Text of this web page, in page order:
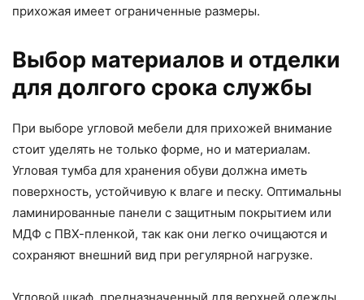
прихожая имеет ограниченные размеры.
Выбор материалов и отделки
для долгого срока службы
При выборе угловой мебели для прихожей внимание
стоит уделять не только форме, но и материалам.
Угловая тумба для хранения обуви должна иметь
поверхность, устойчивую к влаге и песку. Оптимальны
ламинированные панели с защитным покрытием или
МДФ с ПВХ-пленкой, так как они легко очищаются и
сохраняют внешний вид при регулярной нагрузке.